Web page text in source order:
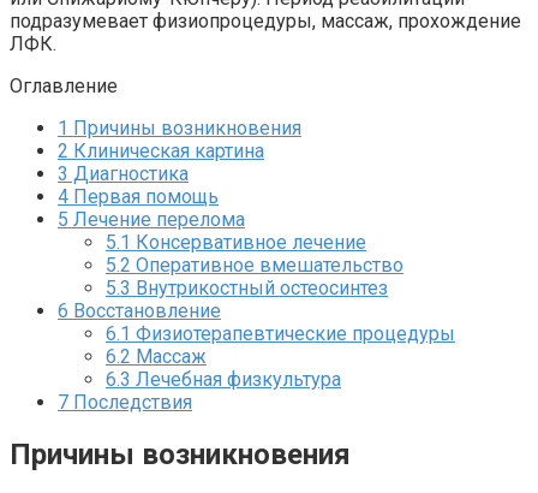
подразумевает физиопроцедуры, массаж, прохождение
ЛФК.
Оглавление
1 Причины возникновения
2 Клиническая картина
3 Диагностика
4 Первая помощь
5 Лечение перелома
5.1 Консервативное лечение
5.2 Оперативное вмешательство
5.3 Внутрикостный остеосинтез
6 Восстановление
6.1 Физиотерапевтические процедуры
6.2 Массаж
6.3 Лечебная физкультура
7 Последствия
Причины возникновения